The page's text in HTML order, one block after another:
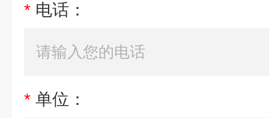
* 电话：
* 单位：